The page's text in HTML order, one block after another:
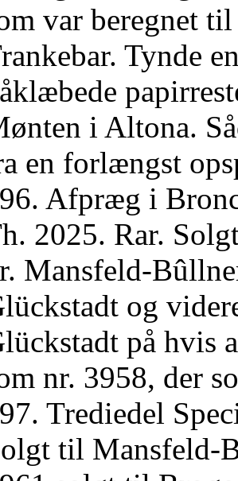
var beregnet
Tynde
i Altona.
en forlængst
Afpræg i
2025. Rar.
Mansfeld-
og
på hvis
nr. 3958, der
Trediedel
til Mansfeld-